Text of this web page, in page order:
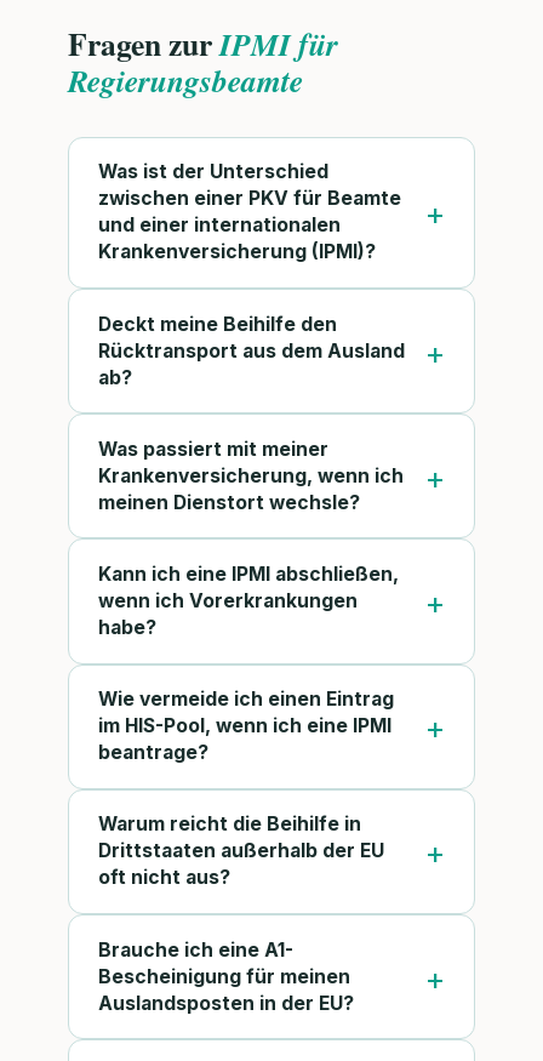
Fragen zurIPMI für
Regierungsbeamte
Was ist der Unterschied
zwischen einer PKV für Beamte
und einer internationalen
Krankenversicherung (IPMI)?
Deckt meine Beihilfe den
Rücktransport aus dem Ausland
ab?
Was passiert mit meiner
Krankenversicherung, wenn ich
meinen Dienstort wechsle?
Kann ich eine IPMI abschließen,
wenn ich Vorerkrankungen
habe?
Wie vermeide ich einen Eintrag
im HIS-Pool, wenn ich eine IPMI
beantrage?
Warum reicht die Beihilfe in
Drittstaaten außerhalb der EU
oft nicht aus?
Brauche ich eine A1-
Bescheinigung für meinen
Auslandsposten in der EU?